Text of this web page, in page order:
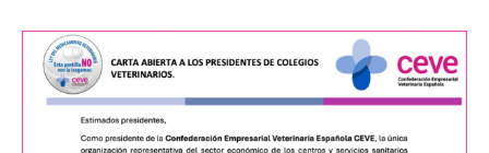
con
trasfondo